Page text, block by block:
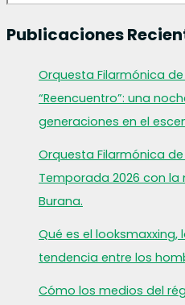
Publicaciones
Orquesta Filarmónica
“Reencuentro”: una
generaciones en el
Orquesta Filarmónica
Temporada 2026 con
Burana.
Qué es el
tendencia entre los
Cómo los medios del